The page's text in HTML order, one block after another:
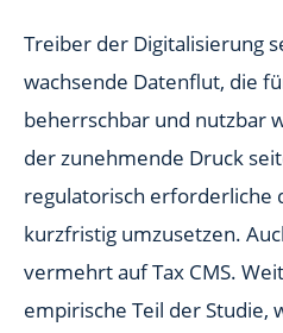
Treiber der Digitalisierung
wachsende Datenflut, die
beherrschbar und nutzbar
der zunehmende Druck
regulatorisch erforderliche
kurzfristig umzusetzen.
vermehrt auf Tax CMS.
empirische Teil der Studie,